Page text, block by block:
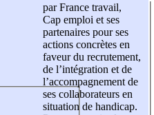
par France travail,
Cap emploi et ses
partenaires pour ses
actions concrètes en
faveur du recrutement,
de l’intégration et de
l’accompagnement de
ses collaborateurs en
situation de handicap.